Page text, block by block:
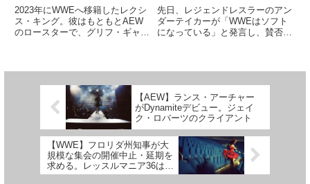
代を振り返る。「恨みはな
い。WWE移籍が俺のキャ
リアを180度変えた」
2023年にWWEへ移籍したレクシ
ス・キング。彼はもともとAEW
のロースターで、グリフ・ギャリ
が、ハートがHo...
ン・シナが反論
先日、レジェンドレスラーのアン
ダーテイカーが「WWEはソフト
になっている」と発言し、賛否両
ーブス誌のインタビューの中
で、...
【AEW】ランス・アーチャー
がDynamiteデビュー。ジェイ
ク・ロバーツのクライアント
【WWE】フロリダ州知事が大
規模な集会の開催中止・延期を
求める。レッスルマニア36はど
うなる？